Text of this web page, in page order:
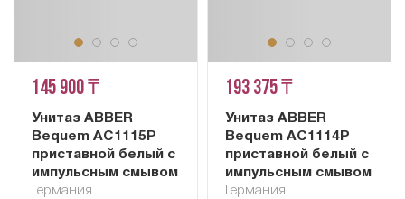
145 900 ₸
Унитаз ABBER
Bequem AC1115P
приставной белый с
импульсным смывом
Германия
193 375 ₸
Унитаз ABBER
Bequem AC1114P
приставной белый с
импульсным смывом
Германия